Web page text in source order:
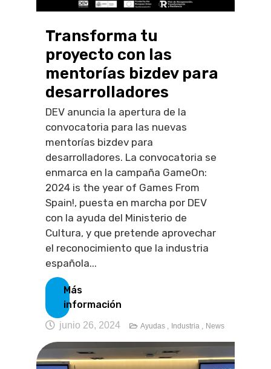
Transforma tu
proyecto con las
mentorías bizdev para
desarrolladores
DEV anuncia la apertura de la
convocatoria para las nuevas
mentorías bizdev para
desarrolladores. La convocatoria se
enmarca en la campaña GameOn:
2024 is the year of Games From
Spain!, puesta en marcha por DEV
con la ayuda del Ministerio de
Cultura, y que pretende aprovechar
el reconocimiento que la industria
española...
Más
información
junio 26, 2024 Ayudas , Industria , News